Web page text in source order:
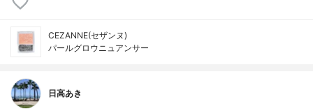
CEZANNE(セザンヌ)
パールグロウニュアンサー
日高あき